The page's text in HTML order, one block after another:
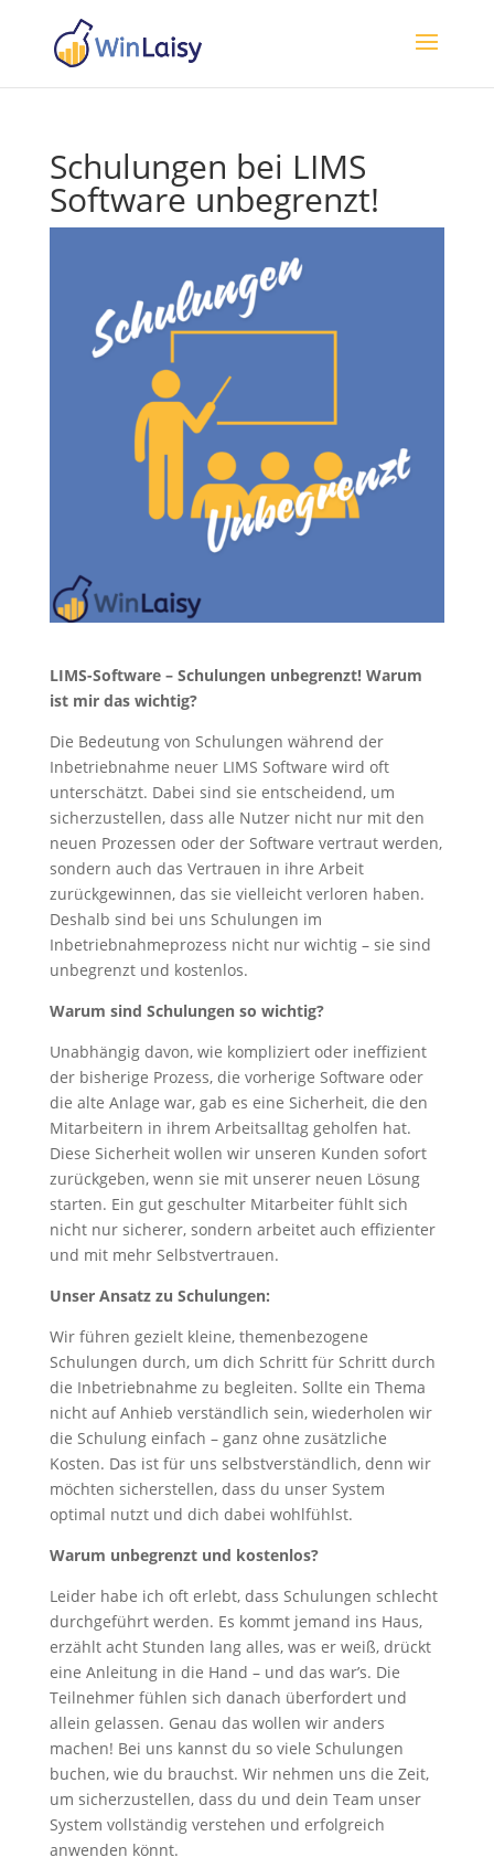
Schulungen bei LIMS
Software unbegrenzt!
LIMS-Software – Schulungen unbegrenzt! Warum
ist mir das wichtig?
Die Bedeutung von Schulungen während der
Inbetriebnahme neuer LIMS Software wird oft
unterschätzt. Dabei sind sie entscheidend, um
sicherzustellen, dass alle Nutzer nicht nur mit den
neuen Prozessen oder der Software vertraut werden,
sondern auch das Vertrauen in ihre Arbeit
zurückgewinnen, das sie vielleicht verloren haben.
Deshalb sind bei uns Schulungen im
Inbetriebnahmeprozess nicht nur wichtig – sie sind
unbegrenzt und kostenlos.
Warum sind Schulungen so wichtig?
Unabhängig davon, wie kompliziert oder ineffizient
der bisherige Prozess, die vorherige Software oder
die alte Anlage war, gab es eine Sicherheit, die den
Mitarbeitern in ihrem Arbeitsalltag geholfen hat.
Diese Sicherheit wollen wir unseren Kunden sofort
zurückgeben, wenn sie mit unserer neuen Lösung
starten. Ein gut geschulter Mitarbeiter fühlt sich
nicht nur sicherer, sondern arbeitet auch effizienter
und mit mehr Selbstvertrauen.
Unser Ansatz zu Schulungen:
Wir führen gezielt kleine, themenbezogene
Schulungen durch, um dich Schritt für Schritt durch
die Inbetriebnahme zu begleiten. Sollte ein Thema
nicht auf Anhieb verständlich sein, wiederholen wir
die Schulung einfach – ganz ohne zusätzliche
Kosten. Das ist für uns selbstverständlich, denn wir
möchten sicherstellen, dass du unser System
optimal nutzt und dich dabei wohlfühlst.
Warum unbegrenzt und kostenlos?
Leider habe ich oft erlebt, dass Schulungen schlecht
durchgeführt werden. Es kommt jemand ins Haus,
erzählt acht Stunden lang alles, was er weiß, drückt
eine Anleitung in die Hand – und das war’s. Die
Teilnehmer fühlen sich danach überfordert und
allein gelassen. Genau das wollen wir anders
machen! Bei uns kannst du so viele Schulungen
buchen, wie du brauchst. Wir nehmen uns die Zeit,
um sicherzustellen, dass du und dein Team unser
System vollständig verstehen und erfolgreich
anwenden könnt.